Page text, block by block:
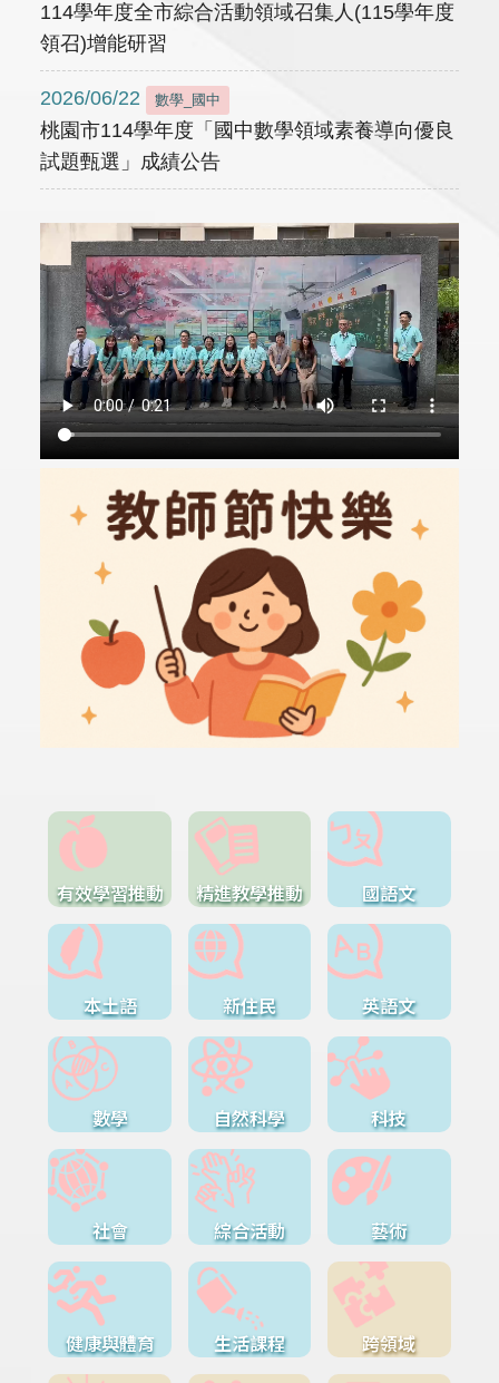
114學年度全市綜合活動領域召集人(115學年度
領召)增能研習
2026/06/22 數學_國中
桃園市114學年度「國中數學領域素養導向優良
試題甄選」成績公告
有效學習推動 精進教學推動 國語文
本土語 新住民 英語文
數學 自然科學 科技
社會 綜合活動 藝術
健康與體育 生活課程 跨領域